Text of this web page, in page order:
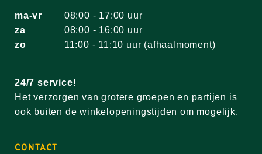
ma-vr
08:00 - 17:00 uur
za
08:00 - 16:00 uur
zo
11:00 - 11:10 uur (afhaalmoment)
24/7 service!
Het verzorgen van grotere groepen en partijen is
ook buiten de winkelopeningstijden om mogelijk.
CONTACT